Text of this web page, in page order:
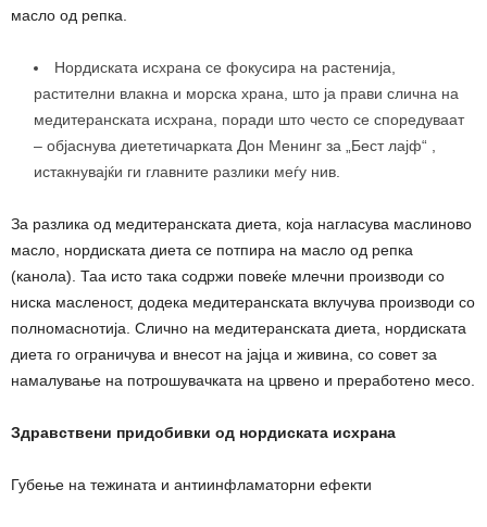
масло од репка.
Нордиската исхрана се фокусира на растенија,
растителни влакна и морска храна, што ја прави слична на
медитеранската исхрана, поради што често се споредуваат
– објаснува диететичарката Дон Менинг за „Бест лајф“ ,
истакнувајќи ги главните разлики меѓу нив.
За разлика од медитеранската диета, која нагласува маслиново
масло, нордиската диета се потпира на масло од репка
(канола). Таа исто така содржи повеќе млечни производи со
ниска масленост, додека медитеранската вклучува производи со
полномаснотија. Слично на медитеранската диета, нордиската
диета го ограничува и внесот на јајца и живина, со совет за
намалување на потрошувачката на црвено и преработено месо.
Здравствени придобивки од нордиската исхрана
Губење на тежината и антиинфламаторни ефекти